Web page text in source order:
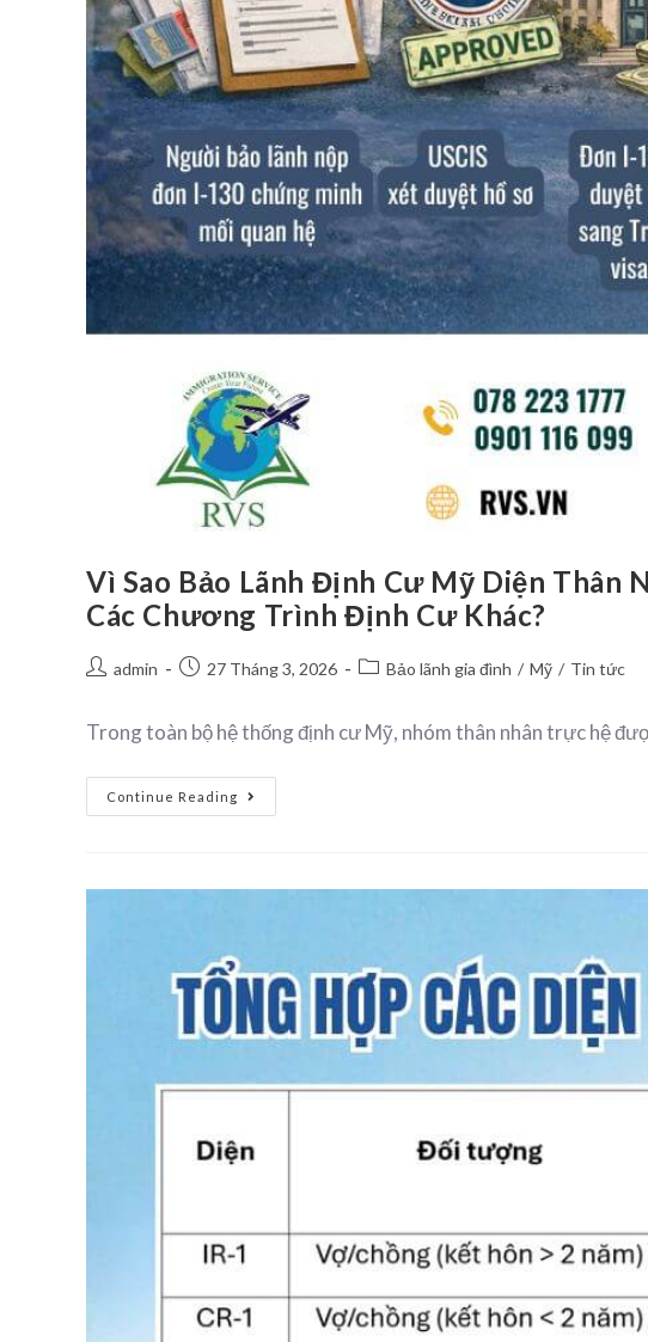
Vì Sao Bảo Lãnh Định Cư Mỹ Diện Thân
Các Chương Trình Định Cư Khác?
admin 27 Tháng 3, 2026 Bảo lãnh gia đình / Mỹ / Tin tức
Trong toàn bộ hệ thống định cư Mỹ, nhóm thân nhân trực hệ
Continue Reading